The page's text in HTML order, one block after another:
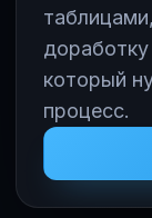
который
процесс.